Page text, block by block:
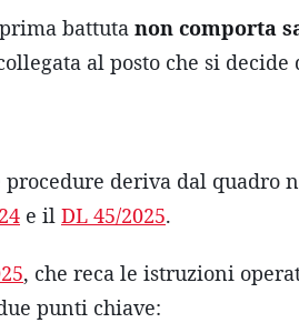
battuta non comporta
al posto che si decide
deriva dal quadro
e il DL 45/2025.
, che reca le istruzioni
punti chiave: